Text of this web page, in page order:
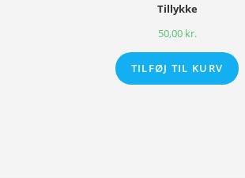
Tillykke
50,00 kr.
TILFØJ TIL KURV